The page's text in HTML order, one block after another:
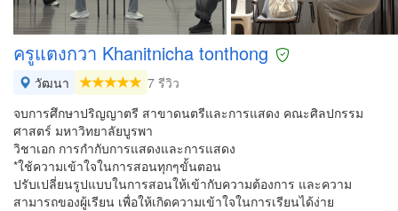
ครูแตงกวา Khanitnicha tonthong
วัฒนา
7 รีวิว
จบการศึกษาปริญญาตรี สาขาดนตรีและการแสดง คณะศิลปกรรม
ศาสตร์ มหาวิทยาลัยบูรพา
วิชาเอก การกำกับการแสดงและการแสดง
*ใช้ความเข้าใจในการสอนทุกๆขั้นตอน
ปรับเปลี่ยนรูปแบบในการสอนให้เข้ากับความต้องการ และความ
สามารถของผู้เรียน เพื่อให้เกิดความเข้าใจในการเรียนได้ง่าย